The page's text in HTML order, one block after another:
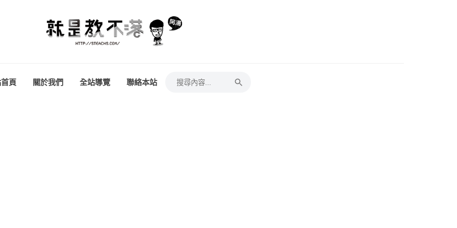
頁 關於我們 全站導覽 聯絡本站